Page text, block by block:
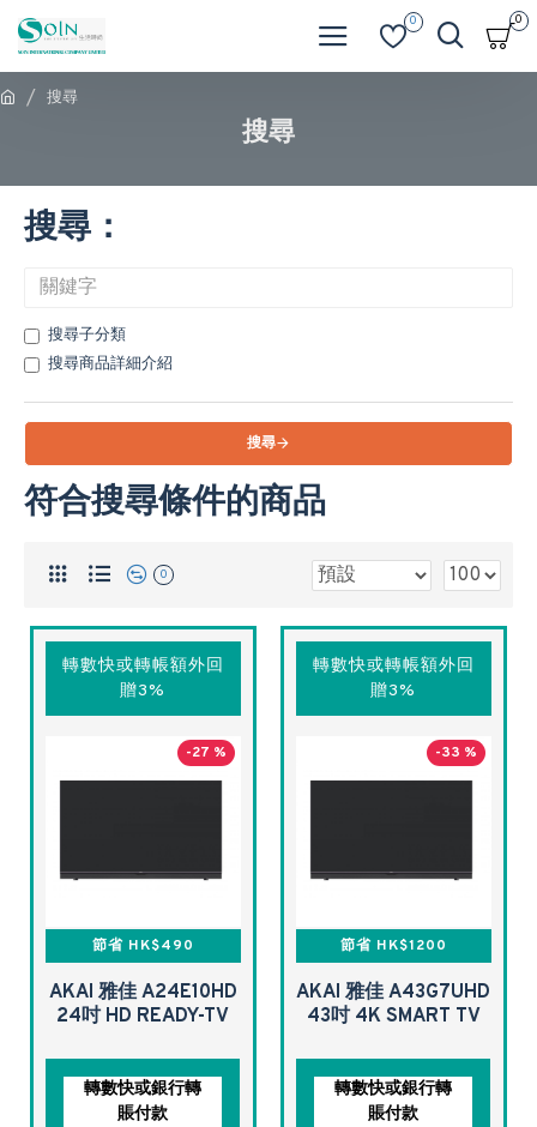
0 0
搜尋
搜尋
搜尋：
搜尋子分類
搜尋商品詳細介紹
搜尋
符合搜尋條件的商品
0
轉數快或轉帳額外回
贈3%
-27 %
節省 HK$490
AKAI 雅佳 A24E10HD
24吋 HD READY-TV
轉數快或銀行轉
賬付款
轉數快或轉帳額外回
贈3%
-33 %
節省 HK$1200
AKAI 雅佳 A43G7UHD
43吋 4K SMART TV
轉數快或銀行轉
賬付款